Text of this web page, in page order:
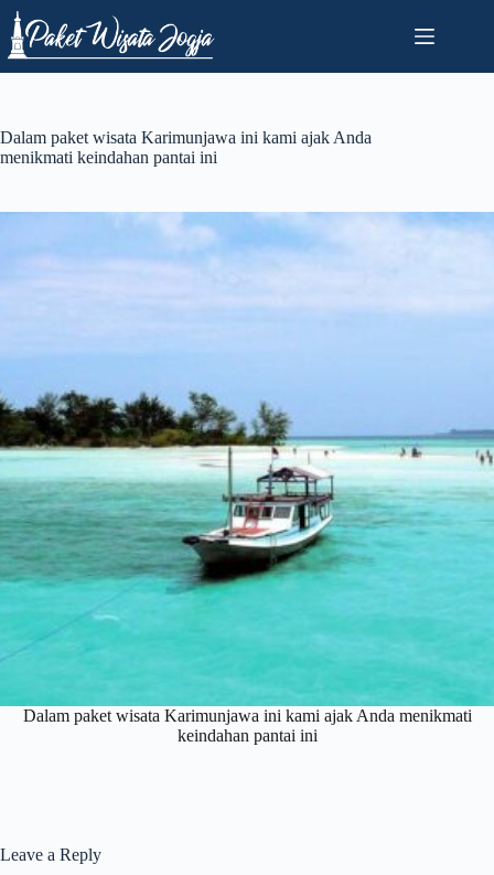
Skip
content
Dalam paket wisata Karimunjawa ini kami ajak Anda
menikmati keindahan pantai ini
Dalam paket wisata Karimunjawa ini kami ajak Anda menikmati
keindahan pantai ini
Leave a Reply